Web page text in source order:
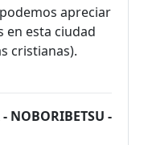
apreciar
en esta ciudad
cristianas).
NOBORIBETSU -